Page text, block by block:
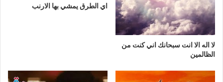
لا اله الا انت سبحانك اني كنت من
الظالمين
اي الطرق يمشي بها الارنب